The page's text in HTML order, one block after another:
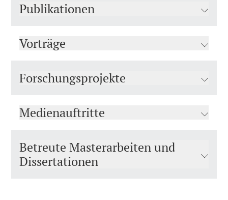
Publikationen
Vorträge
Forschungsprojekte
Medienauftritte
Betreute Masterarbeiten und
Dissertationen